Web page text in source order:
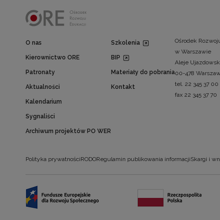
O nas
Kierownictwo ORE
Patronaty
Aktualności
Kalendarium
Sygnaliści
Archiwum projektów PO WER
Szkolenia
BIP
Materiały do pobrania
Kontakt
Ośrodek
w Warszawie
Aleje
00-478
tel. 22 345 37 00
fax 22 345 37 70
Polityka prywatnościRODORegulamin publikowania informacjiSkargi i